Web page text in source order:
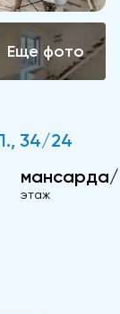
34/24
этаж